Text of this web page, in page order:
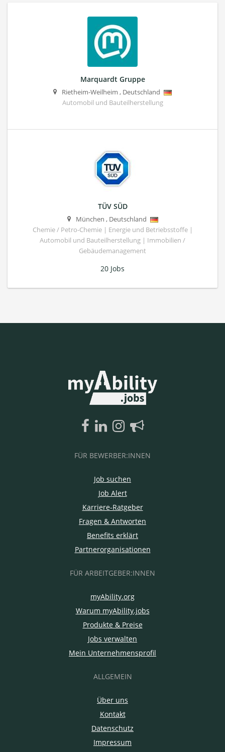
Marquardt Gruppe
Rietheim-Weilheim , Deutschland
Automobil und Bauteilherstellung
TÜV SÜD
München , Deutschland
Chemie / Petro-Chemie | Energie und Betriebsstoffe |
Automobil und Bauteilherstellung | Immobilien /
Gebäudemanagement
20 Jobs
FÜR BEWERBER:INNEN
Job suchen
Job Alert
Karriere-Ratgeber
Fragen & Antworten
Benefits erklärt
Partnerorganisationen
FÜR ARBEITGEBER:INNEN
myAbility.org
Warum myAbility.jobs
Produkte & Preise
Jobs verwalten
Mein Unternehmensprofil
ALLGEMEIN
Über uns
Kontakt
Datenschutz
Impressum